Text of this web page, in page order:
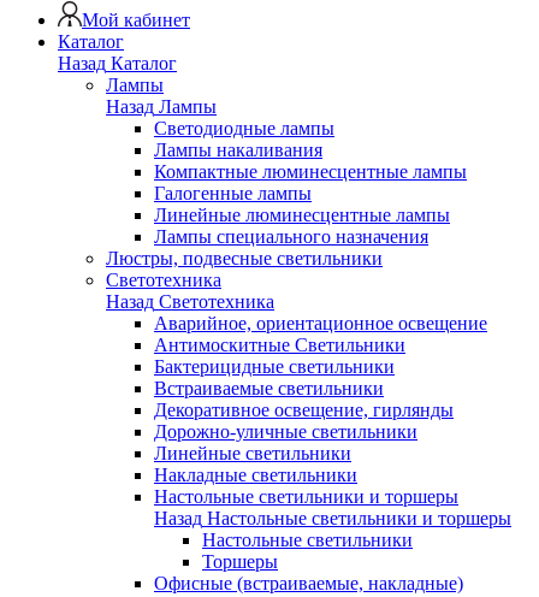
Мой кабинет
Каталог
Назад Каталог
Лампы
Назад Лампы
Светодиодные лампы
Лампы накаливания
Компактные люминесцентные лампы
Галогенные лампы
Линейные люминесцентные лампы
Лампы специального назначения
Люстры, подвесные светильники
Светотехника
Назад Светотехника
Аварийное, ориентационное освещение
Антимоскитные Светильники
Бактерицидные светильники
Встраиваемые светильники
Декоративное освещение, гирлянды
Дорожно-уличные светильники
Линейные светильники
Накладные светильники
Настольные светильники и торшеры
Назад Настольные светильники и торшеры
Настольные светильники
Торшеры
Офисные (встраиваемые, накладные)